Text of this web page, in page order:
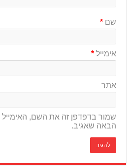
שם*
אימייל*
אתר
שמור בדפדפן זה את השם, האימייל
הבאה שאגיב.